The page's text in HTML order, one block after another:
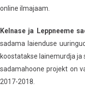
online ilmajaam.
Kelnase ja Leppneeme
sadama laienduse
koostatakse lainemurdja ja
sadamahoone projekt on
2017-2018.